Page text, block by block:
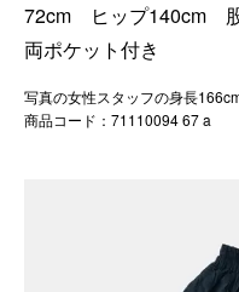
72cm ヒップ140cm
両ポケット付き
写真の女性スタッフの身長
商品コード：71110094 67 a